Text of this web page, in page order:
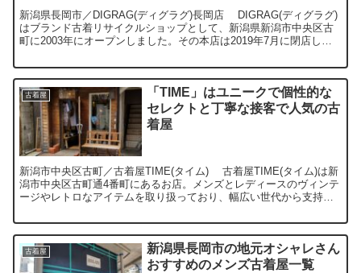
新潟県長岡市／DIGRAG(ディグラグ)長岡店 DIGRAG(ディグラグ)
はブランド古着リサイクルショップとして、新潟県新潟市中央区古
町に2003年にオープンしました。その本店は2019年7月に閉店し、
古着屋
「TIME」はユニークで個性的な
セレクトと丁寧な接客で人気の古
着屋
新潟市中央区古町／古着屋TIME(タイム) 古着屋TIME(タイム)は新
潟市中央区古町通4番町にあるお店。メンズとレディースのヴィンテ
ージやレトロなアイテムを取り扱っており、幅広い世代から支持を
古着屋
新潟県長岡市の地元オシャレさん
おすすめのメンズ古着屋一覧